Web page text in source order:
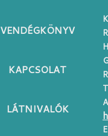
VENDÉGKÖNYV
KAPCSOLAT
LÁTNIVALÓK